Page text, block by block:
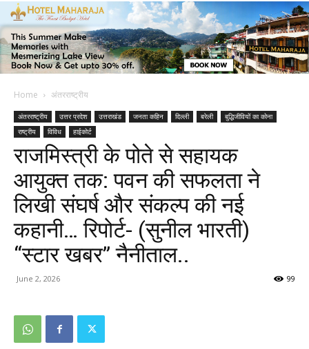
Home अंतरराष्ट्रीय
अंतरराष्ट्रीय उत्तर प्रदेश उत्तराखंड जनता कहिन दिल्ली बरेली
बुद्धिजीवियों का कोना
राष्ट्रीय
विविध हाईकोर्ट
राजमिस्त्री के पोते से सहायक
आयुक्त तक: पवन की सफलता ने
लिखी संघर्ष और संकल्प की नई
कहानी… रिपोर्ट- (सुनील भारती)
“स्टार खबर” नैनीताल..
June 2, 2026 99